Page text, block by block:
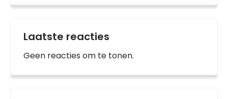
Laatste reacties
Geen reacties om te tonen.